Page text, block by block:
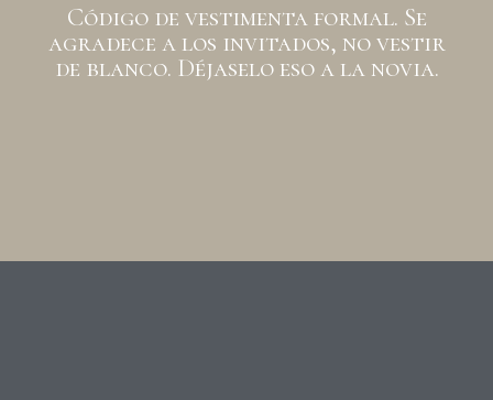
Código de vestimenta formal. Se
agradece a los invitados, no vestir
de blanco. Déjaselo eso a la novia.